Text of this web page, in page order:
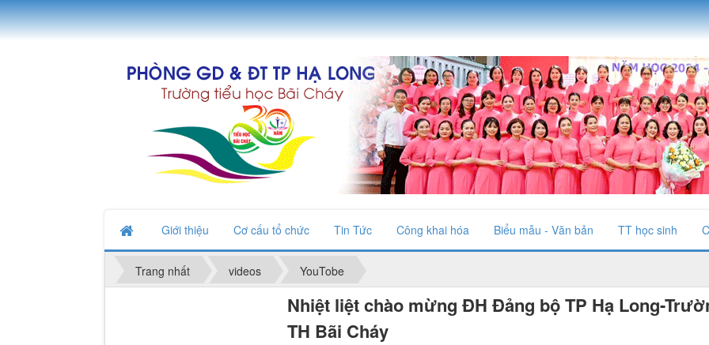
Giới thiệu Cơ cấu tổ chức Tin Tức Công khai hóa Biểu mẫu - Văn bản TT học sinh
Trang nhất videos YouTobe
Nhiệt liệt chào mừng ĐH Đảng bộ TP Hạ Long-
TH Bãi Cháy